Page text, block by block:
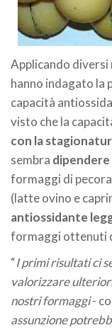
Applicando
hanno indagato la
capacità
visto che la
con la
sembra dipendere
formaggi di
(latte ovino e
antiossidante
formaggi ottenuti
“I primi risultati ci
valorizzare
nostri formaggi-
assunzione